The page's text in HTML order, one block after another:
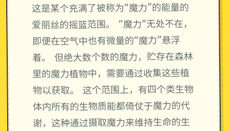
这是某个充满了被称为“魔力”的能量的
爱丽丝的摇篮范围。 “魔力”无处不在，
即便在空气中也有微量的“魔力”悬浮
着。 但绝大数个数的魔力，贮存在森林
里的魔力植物中，需要通过收集这些植
物以获取。 这个范围上，有四个类生物
体内所有的生物质能都倚仗于魔力的代
谢，这种通过摄取魔力来维持生命的生